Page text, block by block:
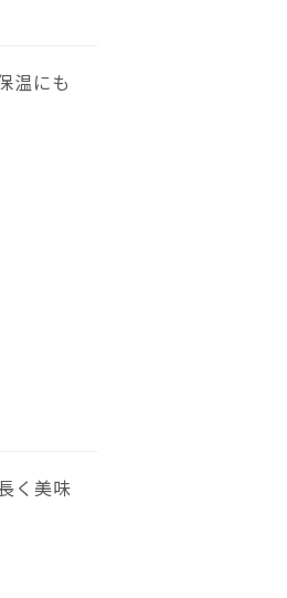
温にも
く美味